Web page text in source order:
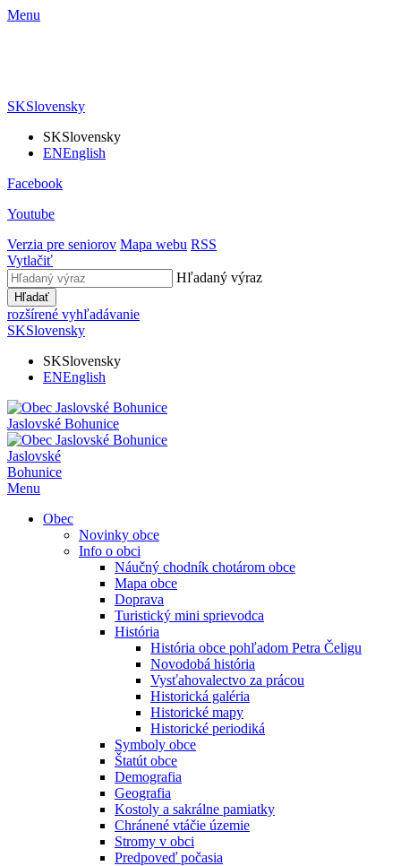
Menu
SKSlovensky
SKSlovensky
ENEnglish
Facebook
Youtube
Verzia pre seniorov Mapa webu RSS
Vytlačiť
Hľadaný výraz
Hľadať
rozšírené vyhľadávanie
SKSlovensky
SKSlovensky
ENEnglish
Jaslovské Bohunice
Jaslovské
Bohunice
Menu
Obec
Novinky obce
Info o obci
Náučný chodník chotárom obce
Mapa obce
Doprava
Turistický mini sprievodca
História
História obce pohľadom Petra Čeligu
Novodobá história
Vysťahovalectvo za prácou
Historická galéria
Historické mapy
Historické periodiká
Symboly obce
Štatút obce
Demografia
Geografia
Kostoly a sakrálne pamiatky
Chránené vtáčie územie
Stromy v obci
Predpoveď počasia